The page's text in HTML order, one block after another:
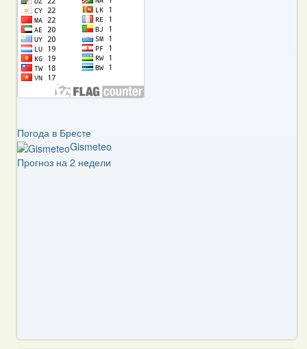
Погода в Бресте
Gismeteo
Прогноз на 2 недели